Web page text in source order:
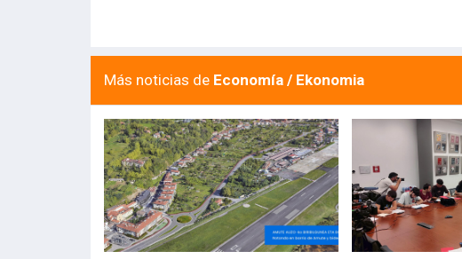
Más noticias de Economía / Ekonomia